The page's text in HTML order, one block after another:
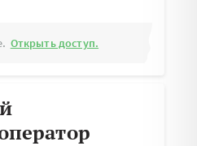
Открыть доступ.